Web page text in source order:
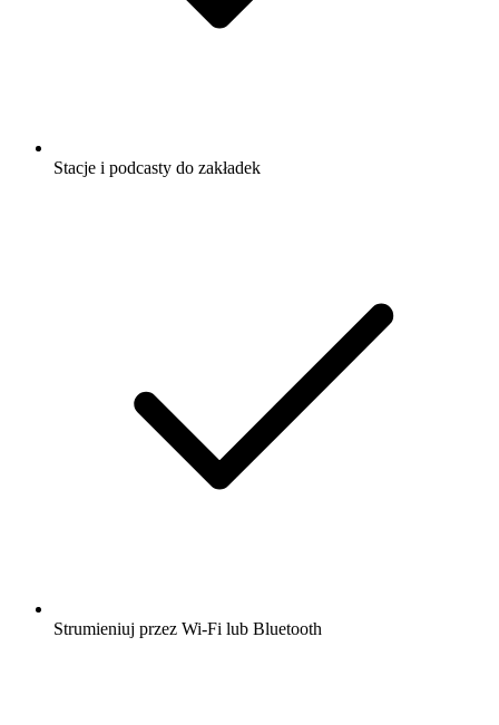
Stacje i podcasty do zakładek
Strumieniuj przez Wi-Fi lub Bluetooth